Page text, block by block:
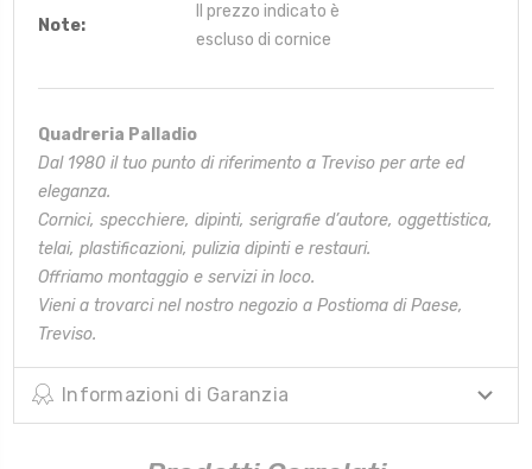
Note:
Il prezzo indicato è
escluso di cornice
Quadreria Palladio
Dal 1980 il tuo punto di riferimento a Treviso per arte ed
eleganza.
Cornici, specchiere, dipinti, serigrafie d’autore, oggettistica,
telai, plastificazioni, pulizia dipinti e restauri.
Offriamo montaggio e servizi in loco.
Vieni a trovarci nel nostro negozio a Postioma di Paese,
Treviso.
Informazioni di Garanzia